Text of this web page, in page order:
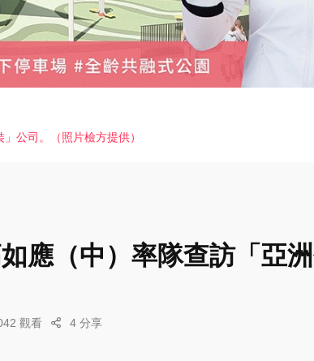
公司。（照片檢方提供）
應（中）率隊查訪「亞
觀看 4 分享